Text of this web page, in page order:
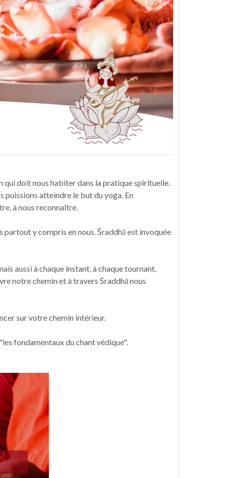
qui doit nous habiter dans la pratique spirituelle.
atteindre le but du yoga. En
à nous reconnaître.
partout y compris en nous. Śraddhā est invoquée
aussi à chaque instant, à chaque tournant,
notre chemin et à travers Śraddhā nous
sur votre chemin intérieur.
fondamentaux du chant védique".